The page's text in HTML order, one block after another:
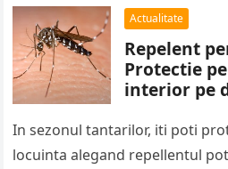
Actualitate
Repelent
Protectie
interior pe
In sezonul tantarilor, iti poti
locuinta alegand repellentul